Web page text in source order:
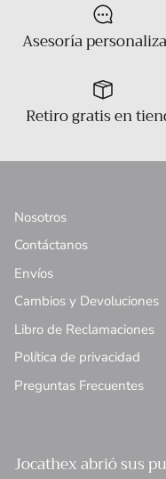
Asesoría
Retiro gratis en
Nosotros
Contáctanos
Envíos
Cambios y Devoluciones
Libro de Reclamaciones
Política de privacidad
Preguntas Frecuentes
Jocathex abrió sus